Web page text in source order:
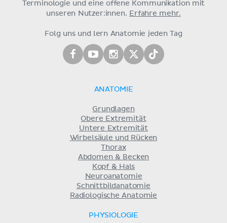
Terminologie und eine offene Kommunikation mit
unseren Nutzer:innen. Erfahre mehr.
Folg uns und lern Anatomie jeden Tag
ANATOMIE
Grundlagen
Obere Extremität
Untere Extremität
Wirbelsäule und Rücken
Thorax
Abdomen & Becken
Kopf & Hals
Neuroanatomie
Schnittbildanatomie
Radiologische Anatomie
PHYSIOLOGIE